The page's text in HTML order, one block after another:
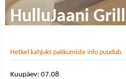
HulluJaani Grill
Hetkel kahjuks pakkumiste info puudub.
Kuupäev: 07.08